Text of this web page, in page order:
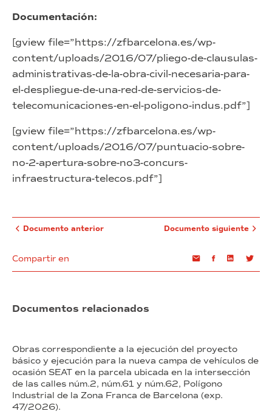
Documentación:
[gview file=”https://zfbarcelona.es/wp-
content/uploads/2016/07/pliego-de-clausulas-
administrativas-de-la-obra-civil-necesaria-para-
el-despliegue-de-una-red-de-servicios-de-
telecomunicaciones-en-el-poligono-indus.pdf”]
[gview file=”https://zfbarcelona.es/wp-
content/uploads/2016/07/puntuacio-sobre-
no-2-apertura-sobre-no3-concurs-
infraestructura-telecos.pdf”]
Documento anterior
Compartir en EmailFacebookLinkedin
Documento siguiente
Documentos relacionados
Obras correspondiente a la ejecución del proyecto
básico y ejecución para la nueva campa de vehículos de
ocasión SEAT en la parcela ubicada en la intersección
de las calles núm.2, núm.61 y núm.62, Polígono
Industrial de la Zona Franca de Barcelona (exp.
47/2026).